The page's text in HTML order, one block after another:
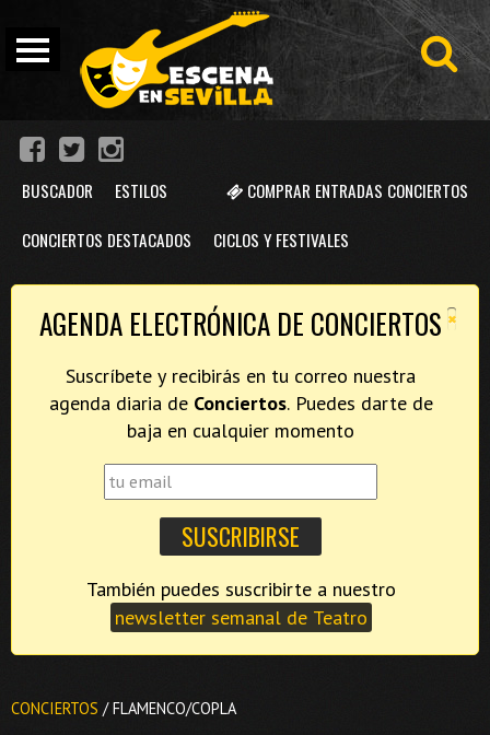
COMPRAR ENTRADAS CONCIERTOS
BUSCADOR ESTILOS
CONCIERTOS DESTACADOS CICLOS Y FESTIVALES
×
AGENDA ELECTRÓNICA DE CONCIERTOS
Suscríbete y recibirás en tu correo nuestra
agenda diaria de Conciertos. Puedes darte de
baja en cualquier momento
newsletter semanal de Teatro
CONCIERTOS / FLAMENCO/COPLA